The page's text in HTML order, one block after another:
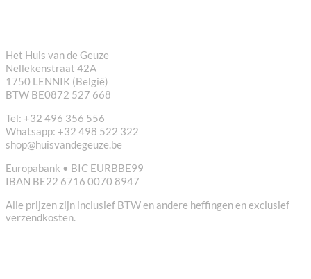
Het Huis van de Geuze
Nellekenstraat 42A
1750 LENNIK (België)
BTW BE0872 527 668
Tel: +32 496 356 556
Whatsapp: +32 498 522 322
shop@huisvandegeuze.be
Europabank • BIC EURBBE99
IBAN BE22 6716 0070 8947
Alle prijzen zijn inclusief BTW en andere heffingen en exclusief
verzendkosten.